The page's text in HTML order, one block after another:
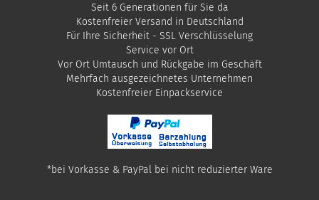
Seit 6 Generationen für Sie da
Kostenfreier Versand in Deutschland
Für Ihre Sicherheit - SSL Verschlüsselung
Service vor Ort
Vor Ort Umtausch und Rückgabe im Geschäft
Mehrfach ausgezeichnetes Unternehmen
​Kostenfreier Einpackservice
*bei Vorkasse & PayPal bei nicht reduzierter Ware